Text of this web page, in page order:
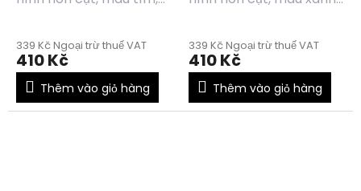
FT70V060/14
339 Kč Ngoại trừ thuế VAT
410 Kč
Thêm vào giỏ hàng
FT70B040/13
339 Kč Ngoại trừ thuế VAT
410 Kč
Thêm vào giỏ hàng